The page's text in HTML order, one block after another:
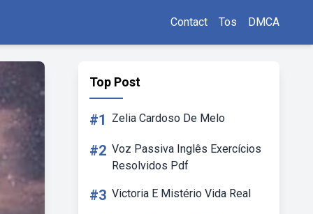
Contact Tos DMCA
Top Post
#1 Zelia Cardoso De Melo
#2 Voz Passiva Inglês Exercícios
Resolvidos Pdf
#3 Victoria E Mistério Vida Real